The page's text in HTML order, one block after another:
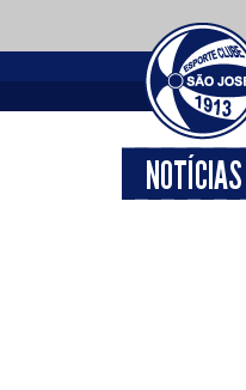
NOTÍCIAS